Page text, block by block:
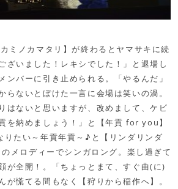
ミノカマタリ】が終わるとヤマサキに続
ざいました！レキシでした！」と退場し
ンバーに引き止められる。「やるんだ」
らないとぼけた一言に会場は笑いの渦。
はないと思いますが、改めまして、ケビ
を納めましょう！」と【年貢 for you】
りたい～年貢年貢～♪と【リンダリンダ
メロディーでシンガロング。楽し過ぎて
が全開！。「ちょっとまて、すぐ曲(に)
が慌てる間もなく【狩りから稲作へ】。